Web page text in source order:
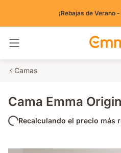
¡Rebajas de Verano
Camas
Cama Emma
Recalculando el precio más